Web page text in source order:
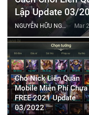
Lập Update 03/
NGUYỄN HỮU NGHĨA Mar
Cho Nick Liên Quân
Mobile Miễn Phí Chưa
FREE 2021 Update
03/2022